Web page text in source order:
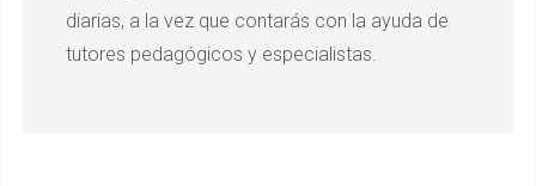
diarias, a la vez que contarás con la ayuda de
tutores pedagógicos y especialistas.